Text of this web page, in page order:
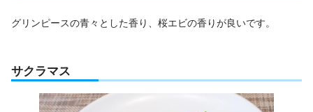
グリンピースの青々とした香り、桜エビの香りが良いです。
サクラマス